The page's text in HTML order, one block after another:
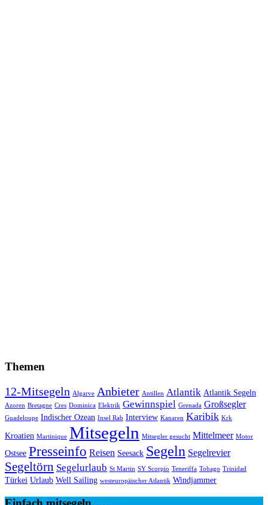
Themen
12-Mitsegeln Algarve Anbieter Antillen Atlantik Atlantik Segeln
Azoren Bretagne Cres Dominica Elektrik Gewinnspiel Grenada Großsegler
Guadeloupe Indischer Ozean Insel Rab Interview Kanaren Karibik Krk
Kroatien Martinique Mitsegeln Mitsegler gesucht Mittelmeer Motor
Ostsee Presseinfo Reisen Seesack Segeln Segelrevier
Segeltörn Segelurlaub St Martin SY Scorpio Teneriffa Tobago Trinidad
Türkei Urlaub Well Sailing westeuropäischer Atlantik Windjammer